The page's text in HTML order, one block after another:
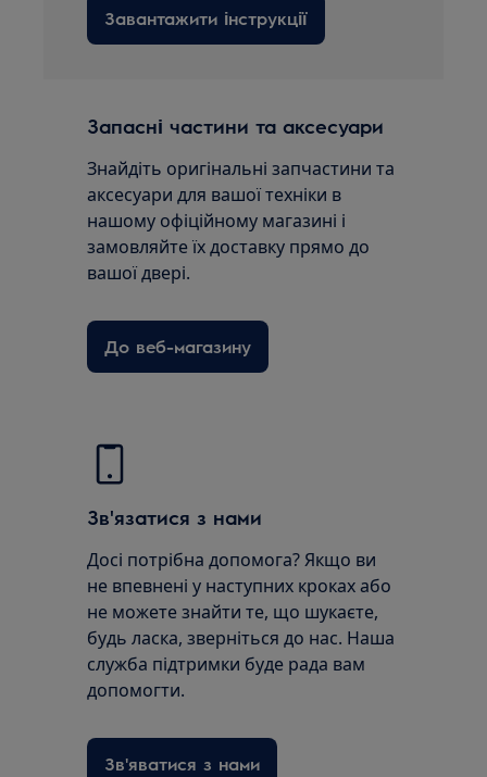
Завантажити інструкції
Запасні частини та аксесуари
Знайдіть оригінальні запчастини та
аксесуари для вашої техніки в
нашому офіційному магазині і
замовляйте їх доставку прямо до
вашої двері.
До веб-магазину
Зв'язатися з нами
Досі потрібна допомога? Якщо ви
не впевнені у наступних кроках або
не можете знайти те, що шукаєте,
будь ласка, зверніться до нас. Наша
служба підтримки буде рада вам
допомогти.
Зв'яватися з нами